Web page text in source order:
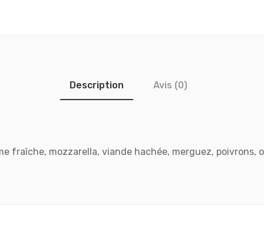
Description Avis (0)
fraîche, mozzarella, viande hachée, merguez, poivrons,